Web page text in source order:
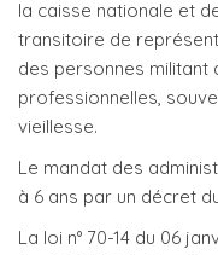
la caisse nationale et
transitoire de
des personnes militant
professionnelles,
vieillesse.
Le mandat des
à 6 ans par un décret
La loi n° 70-14 du 06